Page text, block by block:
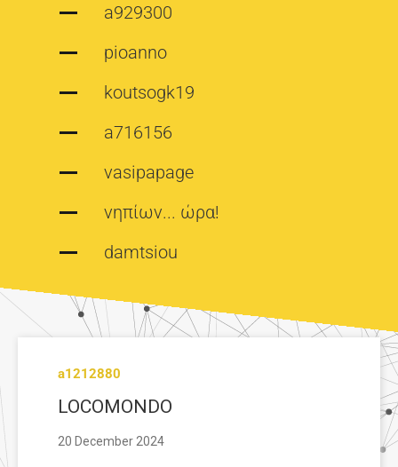
a929300
pioanno
koutsogk19
a716156
vasipapage
νηπίων... ώρα!
damtsiou
a1212880
LOCOMONDO
20 December 2024